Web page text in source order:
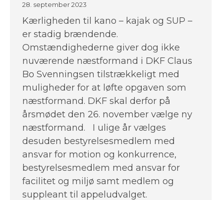
28. september 2023
Kærligheden til kano – kajak og SUP –
er stadig brændende.
Omstændighederne giver dog ikke
nuværende næstformand i DKF Claus
Bo Svenningsen tilstrækkeligt med
muligheder for at løfte opgaven som
næstformand. DKF skal derfor på
årsmødet den 26. november vælge ny
næstformand. I ulige år vælges
desuden bestyrelsesmedlem med
ansvar for motion og konkurrence,
bestyrelsesmedlem med ansvar for
facilitet og miljø samt medlem og
suppleant til appeludvalget.